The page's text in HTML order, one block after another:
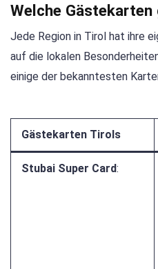
Welche
Jede Region in Tirol hat ihre
auf die lokalen
einige der bekanntesten
Gästekarten Tirols
Stubai Super Card: